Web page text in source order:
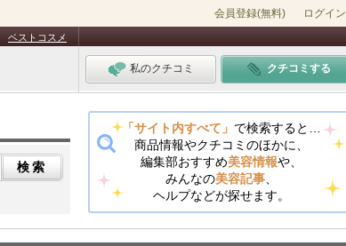
会員登録(無料) ログイン
ベストコスメ
私のクチコミ クチコミする
「サイト内すべて」 で検索すると…
商品情報やクチコミのほかに、
編集部おすすめ美容情報や、
みんなの美容記事
ヘルプなどが探せます。